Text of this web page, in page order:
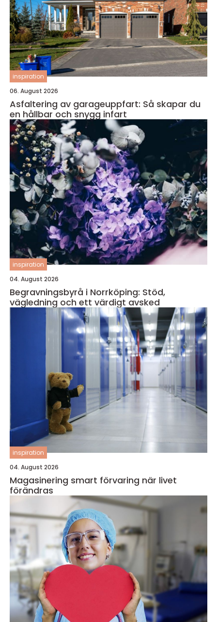
inspiration
06. August 2026
Asfaltering av garageuppfart: Så skapar du
en hållbar och snygg infart
inspiration
04. August 2026
Begravningsbyrå i Norrköping: Stöd,
vägledning och ett värdigt avsked
inspiration
04. August 2026
Magasinering smart förvaring när livet
förändras